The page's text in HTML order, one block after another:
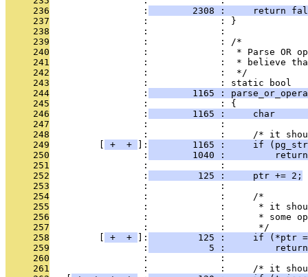
     236
                 :
2308 :     return
     237
                 :             : }
     238
                 :             :
     239
                 :             : /*
     240
:             :  * Parse OR
     241
:             :  * believe
     242
                 :             :  */
     243
                 :             : static bool
     244
                 :
1165 :
     245
                 :             : {
     246
                 :
1165 :     char
     247
                 :             :
     248
:             :     /* it
     249
+ + ]:
1165 :     if
     250
                 :
1040 :
     251
                 :             :
     252
                 :
         125 :     ptr += 2;
     253
                 :             :
     254
                 :             :     /*
     255
:             :      * it
     256
:             :      * some
     257
                 :             :      */
     258
+ + ]:
125 :     if (*ptr
     259
                 :
5 :
     260
                 :             :
     261
:             :     /* it